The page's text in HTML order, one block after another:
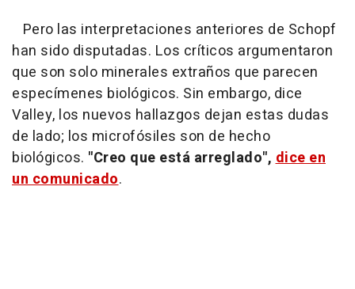
Pero las interpretaciones anteriores de Schopf
han sido disputadas. Los críticos argumentaron
que son solo minerales extraños que parecen
especímenes biológicos. Sin embargo, dice
Valley, los nuevos hallazgos dejan estas dudas
de lado; los microfósiles son de hecho
biológicos. "Creo que está arreglado", dice en
un comunicado.